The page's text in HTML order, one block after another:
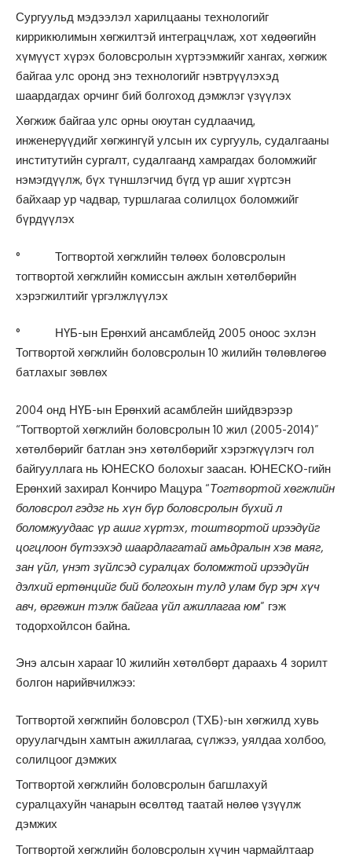
Сургуульд мэдээлэл харилцааны технологийг
киррикюлимын хөгжилтэй интеграцчлаж, хот хөдөөгийн
хүмүүст хүрэх боловсролын хүртээмжийг хангах, хөгжиж
байгаа улс оронд энэ технологийг нэвтрүүлэхэд
шаардагдах орчинг бий болгоход дэмжлэг үзүүлэх
Хөгжиж байгаа улс орны оюутан судлаачид,
инженерүүдийг хөгжингүй улсын их сургууль, судалгааны
институтийн сургалт, судалгаанд хамрагдах боломжийг
нэмэгдүүлж, бүх түншлэгчид бүгд үр ашиг хүртсэн
байхаар ур чадвар, туршлагаа солилцох боломжийг
бүрдүүлэх
° Тогтвортой хөгжлийн төлөөх боловсролын
тогтвортой хөгжлийн комиссын ажлын хөтөлбөрийн
хэрэгжилтийг үргэлжлүүлэх
° НҮБ-ын Ерөнхий ансамблейд 2005 оноос эхлэн
Тогтвортой хөгжлийн боловсролын 10 жилийн төлөвлөгөө
батлахыг зөвлөх
2004 онд НҮБ-ын Ерөнхий асамблейн шийдвэрээр
“Тогтвортой хөгжлийн боловсролын 10 жил (2005-2014)”
хөтөлбөрийг батлан энэ хөтөлбөрийг хэрэгжүүлэгч гол
байгууллага нь ЮНЕСКО болохыг заасан. ЮНЕСКО-гийн
Ерөнхий захирал Кончиро Мацура “Тогтвортой хөгжлийн
боловсрол гэдэг нь хүн бүр боловсролын бүхий л
боломжуудаас үр ашиг хүртэх, тоштвортой ирээдүйг
цогцлоон бүтээхэд шаардлагатай амьдралын хэв маяг,
зан үйл, үнэт зүйлсэд суралцах боломжтой ирээдүйн
дэлхий ертөнцийг бий болгохын тулд улам бүр эрч хүч
авч, өргөжин тэлж байгаа үйл ажиллагаа юм” гэж
тодорхойлсон байна.
Энэ алсын харааг 10 жилийн хөтөлбөрт дараахь 4 зорилт
болгон нарийвчилжээ:
Тогтвортой хөгжпийн боловсрол (ТХБ)-ын хөгжилд хувь
оруулагчдын хамтын ажиллагаа, сүлжээ, уялдаа холбоо,
солилцоог дэмжих
Тогтвортой хөгжлийн боловсролын багшлахуй
суралцахуйн чанарын өсөлтөд таатай нөлөө үзүүлж
дэмжих
Тогтвортой хөгжлийн боловсролын хүчин чармайлтаар